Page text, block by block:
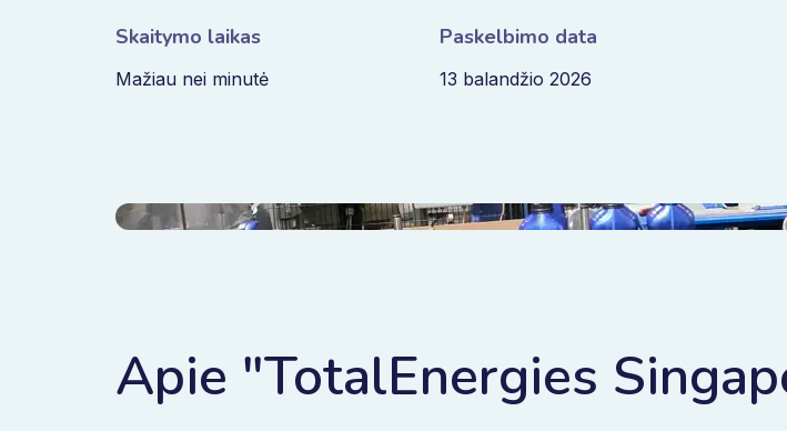
Skaitymo laikas
Mažiau nei minutė
Paskelbimo data
13 balandžio 2026
Apie "TotalEnergies